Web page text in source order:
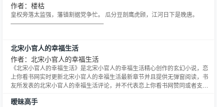
作者：楼枯
皇权旁落太监强，藩镇割据党争忙。 瓜分豆剖鹰虎顾，江河日下是晚唐。
————————————————
北宋小官人的幸福生活
作者：北宋小官人的幸福生活
《北宋小官人的幸福生活》是北宋小官人的幸福生活精心创作的玄幻小说，恋
上你看书网实时更新北宋小官人的幸福生活最新章节并且提供无弹窗阅读，书
友所发表的北宋小官人的幸福生活评论，并不代表恋上你看书网赞同或者支持
暧昧高手